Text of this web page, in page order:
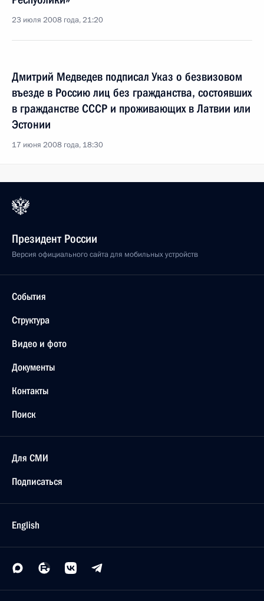
23 июля 2008 года, 21:20
Дмитрий Медведев подписал Указ о безвизовом
въезде в Россию лиц без гражданства, состоявших
в гражданстве СССР и проживающих в Латвии или
Эстонии
17 июня 2008 года, 18:30
Президент России
Версия официального сайта для мобильных устройств
События
Структура
Видео и фото
Документы
Контакты
Поиск
Для СМИ
Подписаться
English